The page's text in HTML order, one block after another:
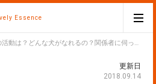
Essence
は？どんな犬がなれるの？関係者に伺ってみました
更新日
2018.09.14